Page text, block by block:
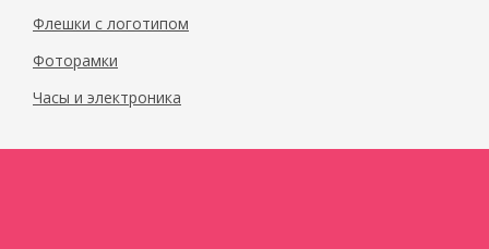
Флешки с логотипом
Фоторамки
Часы и электроника